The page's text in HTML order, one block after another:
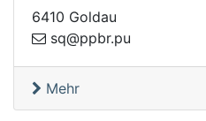
6410 Goldau
up.r
bpp@qs
Mehr